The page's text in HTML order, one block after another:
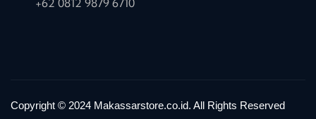
Copyright © 2024 Makassarstore.co.id. All Rights Reserved